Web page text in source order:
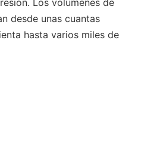
Los volúmenes de
desde unas cuantas
hasta varios miles de